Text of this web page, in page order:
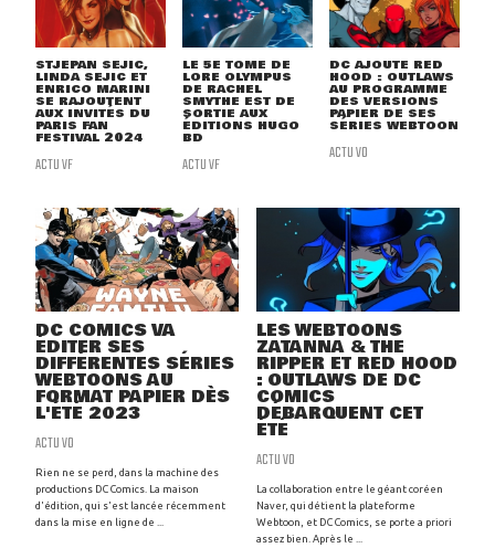
STJEPAN SEJIC,
LINDA SEJIC ET
ENRICO MARINI
SE RAJOUTENT
AUX INVITÉS DU
PARIS FAN
FESTIVAL 2024
ACTU VF
LE 5E TOME DE
LORE OLYMPUS
DE RACHEL
SMYTHE EST DE
SORTIE AUX
ÉDITIONS HUGO
BD
ACTU VF
DC AJOUTE RED
HOOD : OUTLAWS
AU PROGRAMME
DES VERSIONS
PAPIER DE SES
SÉRIES WEBTOON
ACTU VO
DC COMICS VA
ÉDITER SES
DIFFÉRENTES SÉRIES
WEBTOONS AU
FORMAT PAPIER DÈS
L'ÉTÉ 2023
ACTU VO
Rien ne se perd, dans la machine des
productions DC Comics. La maison
d'édition, qui s'est lancée récemment
dans la mise en ligne de ...
LES WEBTOONS
ZATANNA & THE
RIPPER ET RED HOOD
: OUTLAWS DE DC
COMICS
DÉBARQUENT CET
ÉTÉ
ACTU VO
La collaboration entre le géant coréen
Naver, qui détient la plateforme
Webtoon, et DC Comics, se porte a priori
assez bien. Après le ...